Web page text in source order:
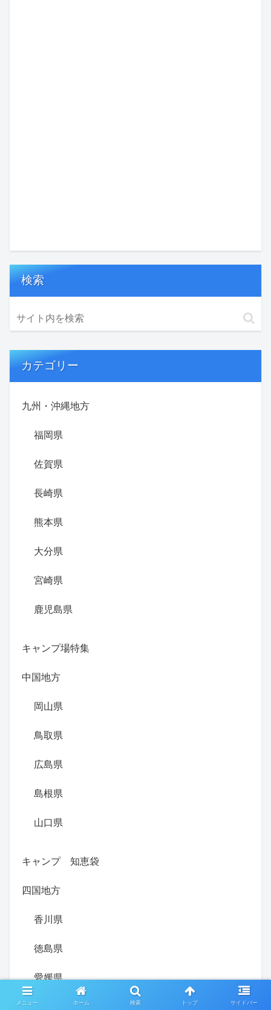
検索
カテゴリー
九州・沖縄地方
福岡県
佐賀県
長崎県
熊本県
大分県
宮崎県
鹿児島県
キャンプ場特集
中国地方
岡山県
鳥取県
広島県
島根県
山口県
キャンプ 知恵袋
四国地方
香川県
徳島県
愛媛県
高知県
メニュー ホーム 検索 トップ サイドバー